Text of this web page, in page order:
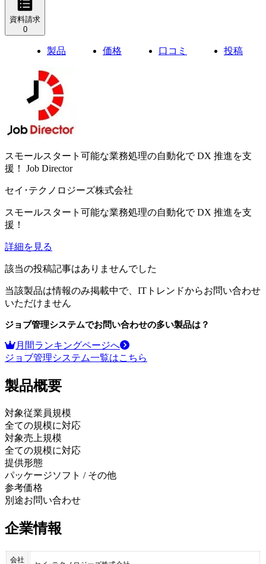
資料請求
0
製品 価格 口コミ 投稿
スモールスタート可能な業務処理の自動化で DX 推進を支
援！
Job Director
セイ･テクノロジーズ株式会社
スモールスタート可能な業務処理の自動化で DX 推進を支
援！
詳細を見る
該当の投稿記事はありませんでした
当該製品は情報のみ掲載中で、ITトレンドからお問い合わせ
いただけません
ジョブ管理システムでお問い合わせの多い製品は？
月間ランキングページへ
ジョブ管理システム一覧はこちら
製品概要
対象従業員規模
全ての規模に対応
対象売上規模
全ての規模に対応
提供形態
パッケージソフト / その他
参考価格
別途お問い合わせ
企業情報
会社